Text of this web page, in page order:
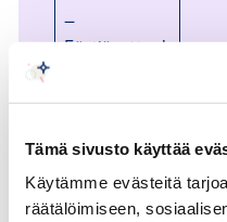
Tämä sivusto käyttää
Käytämme evästeitä
räätälöimiseen,
–
Förtjänstteck
fuld för
en i järn